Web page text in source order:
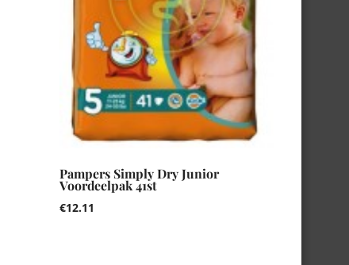
Pampers Simply Dry Junior
Voordeelpak 41st
€12.11